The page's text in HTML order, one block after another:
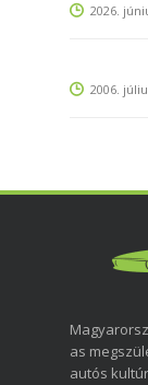
2026.
2006.
as
autós